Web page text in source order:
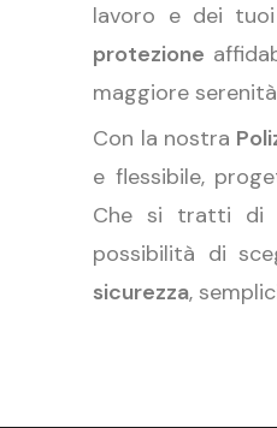
lavoro e dei
protezione
maggiore
Con la nostra
e flessibile,
Che si tratti di
possibilità di
sicurezza,